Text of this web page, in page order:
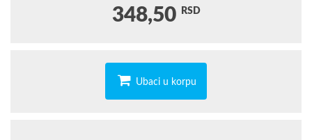
348,50 RSD
Ubaci u korpu